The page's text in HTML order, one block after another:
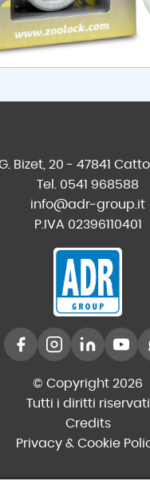
Bizet, 20 - 47841
Tel. 0541 968588
info@adr-group.it
P.IVA 02396110401
© Copyright 2026
Tutti i diritti riservati
Credits
Privacy & Cookie